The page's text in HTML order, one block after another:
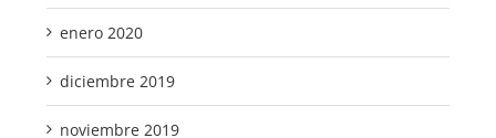
enero 2020
diciembre 2019
noviembre 2019